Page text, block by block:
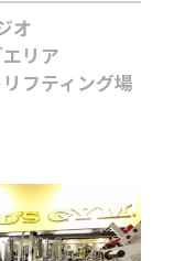
オ
リア
フティング場